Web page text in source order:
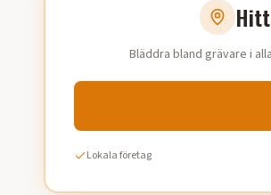
Bläddra bland grävare i
Lokala företag